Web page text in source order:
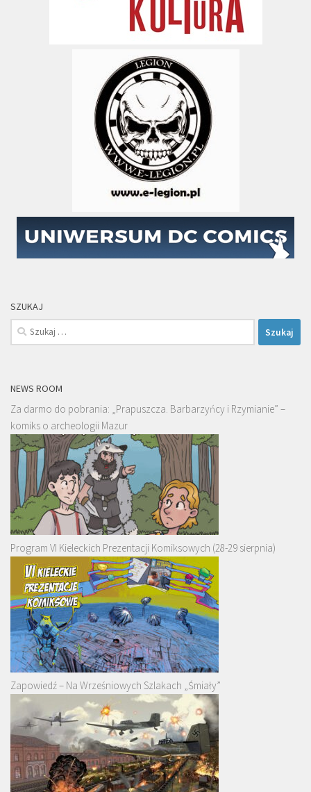
SZUKAJ
Szukaj:
NEWS ROOM
Za darmo do pobrania: „Prapuszcza. Barbarzyńcy i Rzymianie” –
komiks o archeologii Mazur
Program VI Kieleckich Prezentacji Komiksowych (28-29 sierpnia)
Zapowiedź – Na Wrześniowych Szlakach „Śmiały”